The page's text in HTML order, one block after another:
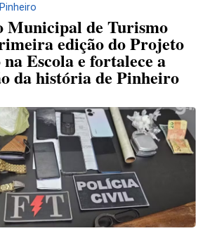
Pinheiro
Municipal de Turismo
edição do Projeto
Escola e fortalece a
da história de Pinheiro